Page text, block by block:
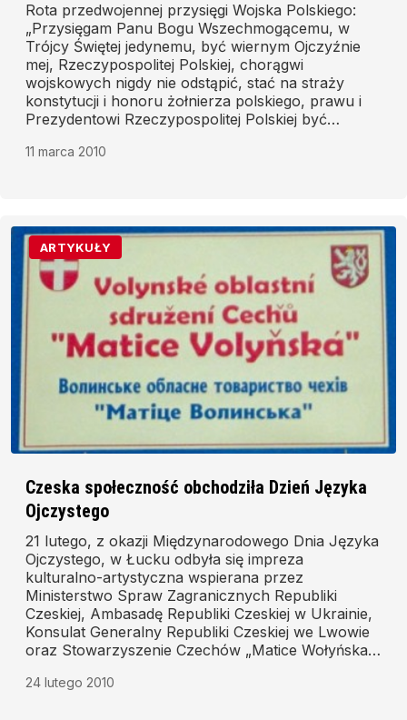
Rota przedwojennej przysięgi Wojska Polskiego:
„Przysięgam Panu Bogu Wszechmogącemu, w
Trójcy Świętej jedynemu, być wiernym Ojczyźnie
mej, Rzeczypospolitej Polskiej, chorągwi
wojskowych nigdy nie odstąpić, stać na straży
konstytucji i honoru żołnierza polskiego, prawu i
Prezydentowi Rzeczypospolitej Polskiej być
wiernie wykonywać, tajemnic wojskowych strzec,
dopomóż Bóg i święta Syna Jego męka. Amen.”
11 marca 2010
ARTYKUŁY
Czeska społeczność obchodziła Dzień Języka
Ojczystego
21 lutego, z okazji Międzynarodowego Dnia Języka
Ojczystego, w Łucku odbyła się impreza
kulturalno-artystyczna wspierana przez
Ministerstwo Spraw Zagranicznych Republiki
Czeskiej, Ambasadę Republiki Czeskiej w Ukrainie,
Konsulat Generalny Republiki Czeskiej we Lwowie
oraz Stowarzyszenie Czechów „Matice Wołyńska”.
koncert.
24 lutego 2010